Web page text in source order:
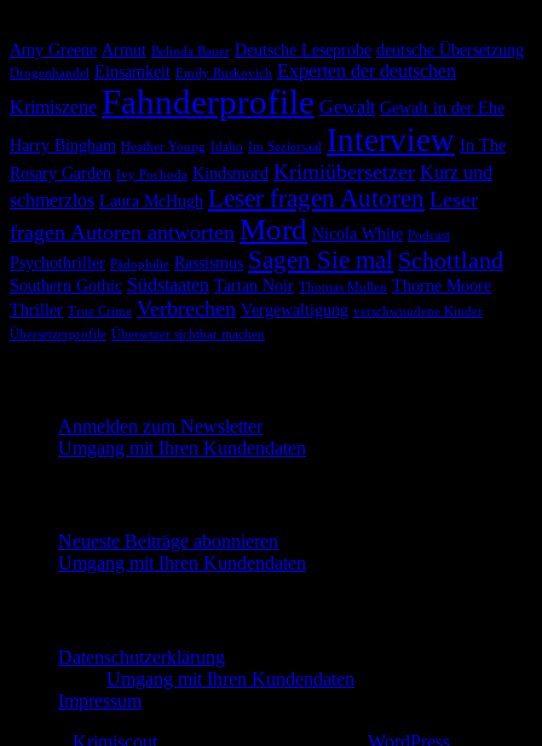
Amy Greene Armut Belinda Bauer Deutsche Leseprobe deutsche Übersetzung
Drogenhandel Einsamkeit Emily Ruskovich Experten der deutschen
Krimiszene Fahnderprofile Gewalt Gewalt in der Ehe
Harry Bingham Heather Young Idaho Im Seziersaal Interview In The
Rosary Garden Ivy Pochoda Kindsmord Krimiübersetzer Kurz und
schmerzlos Laura McHugh Leser fragen Autoren Leser
fragen Autoren antworten Mord Nicola White Podcast
Psychothriller Pädophilie Rassismus Sagen Sie mal Schottland
Southern Gothic Südstaaten Tartan Noir Thomas Mullen Thorne Moore
Thriller True Crime Verbrechen Vergewaltigung verschwundene Kinder
Übersetzerprofile Übersetzer sichtbar machen
Anmelden zum Newsletter
Umgang mit Ihren Kundendaten
Neueste Beiträge abonnieren
Umgang mit Ihren Kundendaten
Datenschutzerklärung
Umgang mit Ihren Kundendaten
Impressum
Krimiscout WordPress